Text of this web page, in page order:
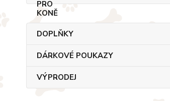
DOPLŇKY
DÁRKOVÉ POUKAZY
VÝPRODEJ